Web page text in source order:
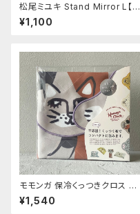
松尾ミユキ Stand Mirror L【M
aron】
¥1,100
モモンガ 保冷くっつきクロス ミ
ケ
¥1,540